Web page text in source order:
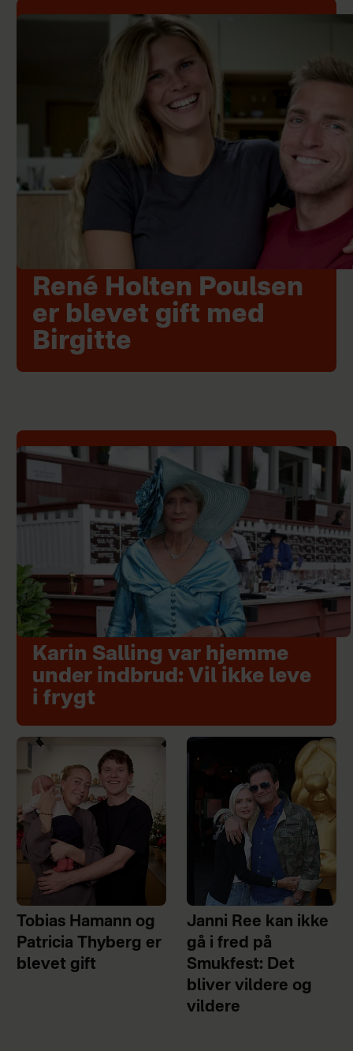
René Holten Poulsen
er blevet gift med
Birgitte
Karin Salling var hjemme
under indbrud: Vil ikke leve
i frygt
Tobias Hamann og
Patricia Thyberg er
blevet gift
Janni Ree kan ikke
gå i fred på
Smukfest: Det
bliver vildere og
vildere